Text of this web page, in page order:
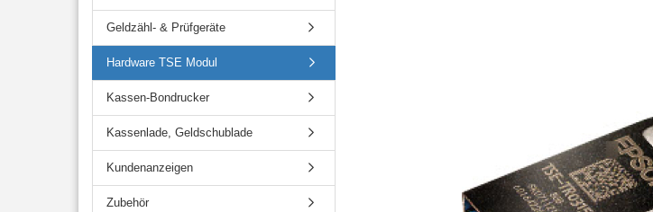
Geldzähl- & Prüfgeräte
Hardware TSE Modul
Kassen-Bondrucker
Kassenlade, Geldschublade
Kundenanzeigen
Zubehör